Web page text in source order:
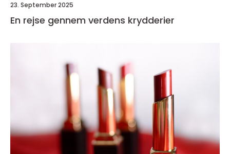
23. September 2025
En rejse gennem verdens krydderier